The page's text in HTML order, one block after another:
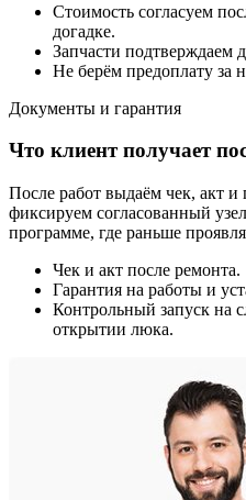
Стоимость согласуем
догадке.
Запчасти подтверждаем
Не берём предоплату за
Документы и гарантия
Что клиент получает
После работ выдаём чек, акт
фиксируем согласованный
программе, где раньше
Чек и акт после ремонта.
Гарантия на работы и
Контрольный запуск на
открытии люка.